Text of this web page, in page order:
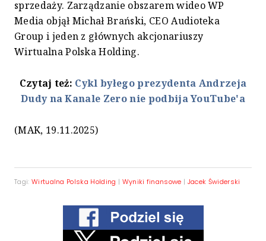
sprzedaży. Zarządzanie obszarem wideo WP
Media objął Michał Brański, CEO Audioteka
Group i jeden z głównych akcjonariuszy
Wirtualna Polska Holding.
Czytaj też: Cykl byłego prezydenta Andrzeja
Dudy na Kanale Zero nie podbija YouTube'a
(MAK, 19.11.2025)
Tagi: Wirtualna Polska Holding | Wyniki finansowe | Jacek Świderski